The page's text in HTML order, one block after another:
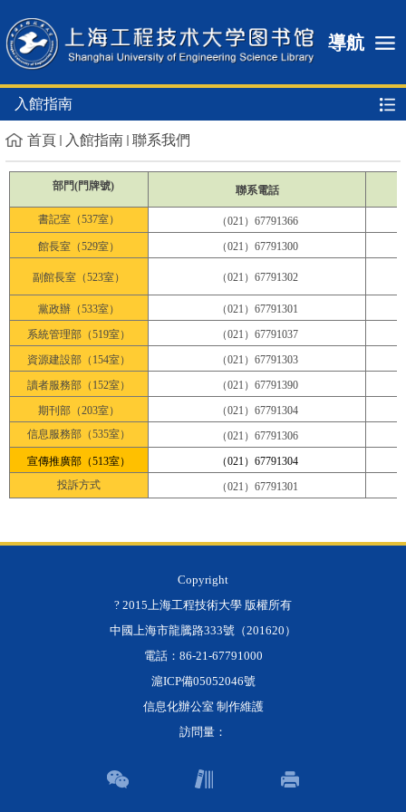
導航
入館指南
首頁 入館指南 聯系我們
部門(門牌號) 聯系電話
書記室（537室）
（021）67791366
館長室（529室）
（021）67791300
副館長室（523室） （021）67791302
黨政辦（533室）
（021）67791301
系統管理部（519室）
（021）67791037
資源建設部（154室）
（021）67791303
讀者服務部（152室）
（021）67791390
期刊部（203室）
（021）67791304
信息服務部（535室）
（021）67791306
宣傳推廣部（513室）
（021）67791304
投訴方式
（021）67791301
Copyright
? 2015上海工程技術大學 版權所有
中國上海市龍騰路333號（201620）
電話：86-21-67791000
滬ICP備05052046號
信息化辦公室 制作維護
訪問量：